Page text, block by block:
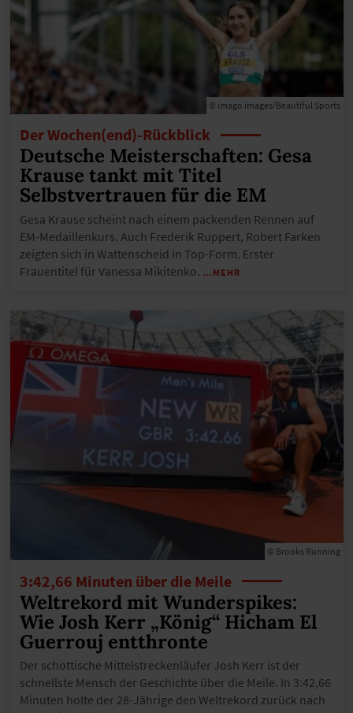
© imago images/Beautiful Sports
Der Wochen(end)-Rückblick
Deutsche Meisterschaften: Gesa
Krause tankt mit Titel
Selbstvertrauen für die EM
Gesa Krause scheint nach einem packenden Rennen auf
EM-Medaillenkurs. Auch Frederik Ruppert, Robert Farken
zeigten sich in Wattenscheid in Top-Form. Erster
Frauentitel für Vanessa Mikitenko. …MEHR
© Brooks Running
3:42,66 Minuten über die Meile
Weltrekord mit Wunderspikes:
Wie Josh Kerr „König“ Hicham El
Guerrouj entthronte
Der schottische Mittelstreckenläufer Josh Kerr ist der
schnellste Mensch der Geschichte über die Meile. In 3:42,66
Minuten holte der 28-Jährige den Weltrekord zurück nach